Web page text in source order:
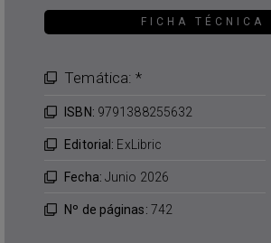
FICHA TÉCNICA
Temática: *
ISBN: 9791388255632
Editorial: ExLibric
Fecha: Junio 2026
Nº de páginas: 742